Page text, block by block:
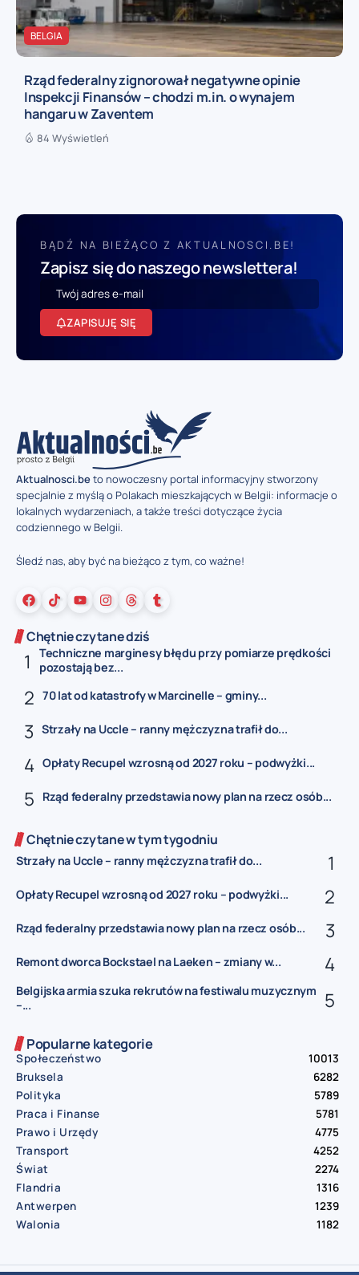
BELGIA
Rząd federalny zignorował negatywne opinie
Inspekcji Finansów – chodzi m.in. o wynajem
hangaru w Zaventem
84 Wyświetleń
BĄDŹ NA BIEŻĄCO Z AKTUALNOSCI.BE!
Zapisz się do naszego newslettera!
ZAPISUJĘ SIĘ
Aktualnosci.beto nowoczesny portal informacyjny stworzony
specjalnie z myślą o Polakach mieszkających w Belgii: informacje o
lokalnych wydarzeniach, a także treści dotyczące życia
codziennego w Belgii.
Śledź nas, aby być na bieżąco z tym, co ważne!
Chętnie czytane dziś
Techniczne marginesy błędu przy pomiarze prędkości
pozostają bez...
70 lat od katastrofy w Marcinelle – gminy...
Strzały na Uccle – ranny mężczyzna trafił do...
Opłaty Recupel wzrosną od 2027 roku – podwyżki...
Rząd federalny przedstawia nowy plan na rzecz osób...
Chętnie czytane w tym tygodniu
Strzały na Uccle – ranny mężczyzna trafił do...
Opłaty Recupel wzrosną od 2027 roku – podwyżki...
Rząd federalny przedstawia nowy plan na rzecz osób...
Remont dworca Bockstael na Laeken – zmiany w...
Belgijska armia szuka rekrutów na festiwalu muzycznym
–...
Popularne kategorie
Społeczeństwo
10013
Bruksela
6282
Polityka
5789
Praca i Finanse
5781
Prawo i Urzędy
4775
Transport
4252
Świat
2274
Flandria
1316
Antwerpen
1239
Walonia
1182